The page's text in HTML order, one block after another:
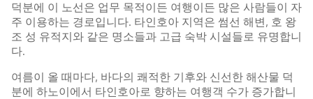
덕분에 이 노선은 업무 목적이든 여행이든 많은 사람들이 자
주 이용하는 경로입니다. 타인호아 지역은 썸선 해변, 호 왕
조 성 유적지와 같은 명소들과 고급 숙박 시설들로 유명합니
다.
여름이 올 때마다, 바다의 쾌적한 기후와 신선한 해산물 덕
분에 하노이에서 타인호아로 향하는 여행객 수가 증가합니